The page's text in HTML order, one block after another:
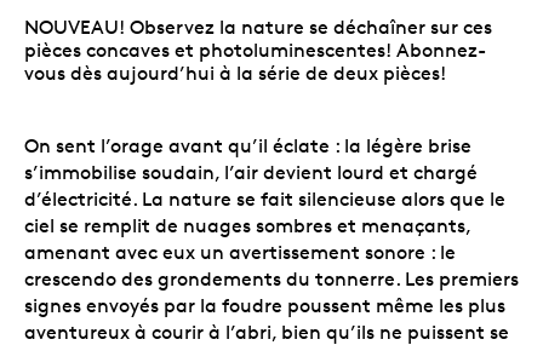
NOUVEAU! Observez la nature se déchaîner sur ces
pièces concaves et photoluminescentes! Abonnez-
vous dès aujourd’hui à la série de deux pièces!
On sent l’orage avant qu’il éclate : la légère brise
s’immobilise soudain, l’air devient lourd et chargé
d’électricité. La nature se fait silencieuse alors que le
ciel se remplit de nuages sombres et menaçants,
amenant avec eux un avertissement sonore : le
crescendo des grondements du tonnerre. Les premiers
signes envoyés par la foudre poussent même les plus
aventureux à courir à l’abri, bien qu’ils ne puissent se